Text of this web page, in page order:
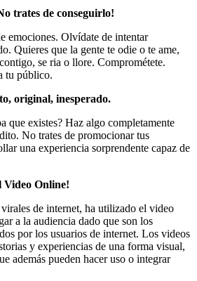
trates de conseguirlo!
emociones. Olvídate de intentar
Quieres que la gente te odie o te ame,
se ria o llore. Comprométete.
tu público.
original, inesperado.
que existes? Haz algo completamente
No trates de promocionar tus
una experiencia sorprendente capaz de
Video Online!
de internet, ha utilizado el video
a la audiencia dado que son los
por los usuarios de internet. Los videos
y experiencias de una forma visual,
además pueden hacer uso o integrar